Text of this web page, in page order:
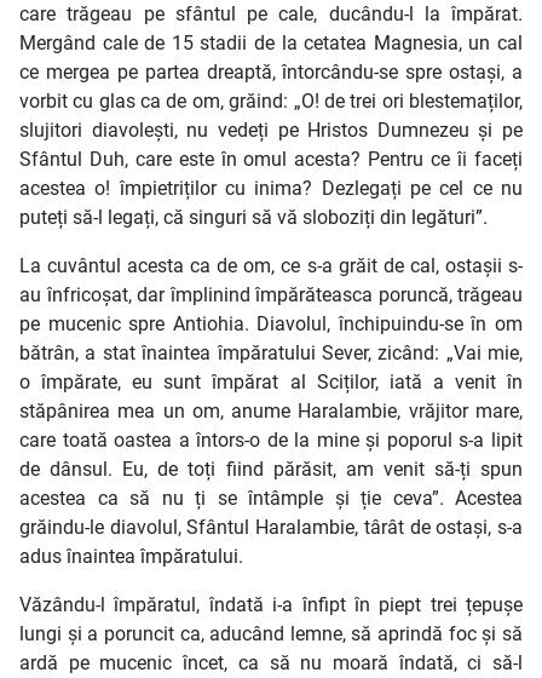
care trăgeau pe sfântul pe cale, ducându-l la împărat.
Mergând cale de 15 stadii de la cetatea Magnesia, un cal
ce mergea pe partea dreaptă, întorcându-se spre ostași, a
vorbit cu glas ca de om, grăind: „O! de trei ori blestemaților,
slujitori diavolești, nu vedeți pe Hristos Dumnezeu și pe
Sfântul Duh, care este în omul acesta? Pentru ce îi faceți
acestea o! împietriților cu inima? Dezlegați pe cel ce nu
puteți să-l legați, că singuri să vă sloboziți din legături”.
La cuvântul acesta ca de om, ce s-a grăit de cal, ostașii s-
au înfricoșat, dar împlinind împărăteasca poruncă, trăgeau
pe mucenic spre Antiohia. Diavolul, închipuindu-se în om
bătrân, a stat înaintea împăratului Sever, zicând: „Vai mie,
o împărate, eu sunt împărat al Sciților, iată a venit în
stăpânirea mea un om, anume Haralambie, vrăjitor mare,
care toată oastea a întors-o de la mine și poporul s-a lipit
de dânsul. Eu, de toți fiind părăsit, am venit să-ți spun
acestea ca să nu ți se întâmple și ție ceva”. Acestea
grăindu-le diavolul, Sfântul Haralambie, târât de ostași, s-a
adus înaintea împăratului.
Văzându-l împăratul, îndată i-a înfipt în piept trei țepușe
lungi și a poruncit ca, aducând lemne, să aprindă foc și să
ardă pe mucenic încet, ca să nu moară îndată, ci să-l